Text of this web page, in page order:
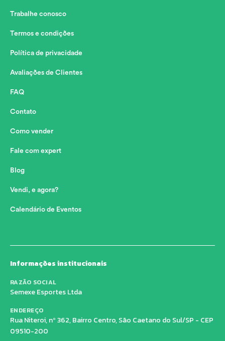
Trabalhe conosco
Termos e condições
Política de privacidade
Avaliações de Clientes
FAQ
Contato
Como vender
Fale com expert
Blog
Vendi, e agora?
Calendário de Eventos
Informações institucionais
RAZÃO SOCIAL
Semexe Esportes Ltda
ENDEREÇO
Rua Niteroi, nº 362, Bairro Centro, São Caetano do Sul/SP - CEP
09510-200